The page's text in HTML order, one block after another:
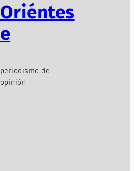
Oriéntes
e
periodismo de
opinión